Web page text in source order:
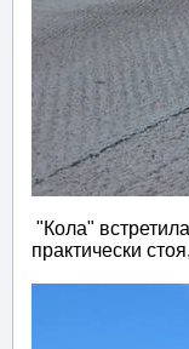
"Кола"
практически